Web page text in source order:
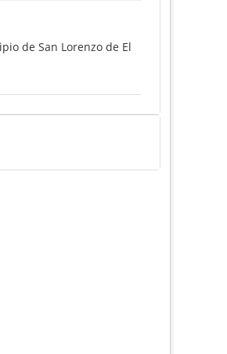
de San Lorenzo de El